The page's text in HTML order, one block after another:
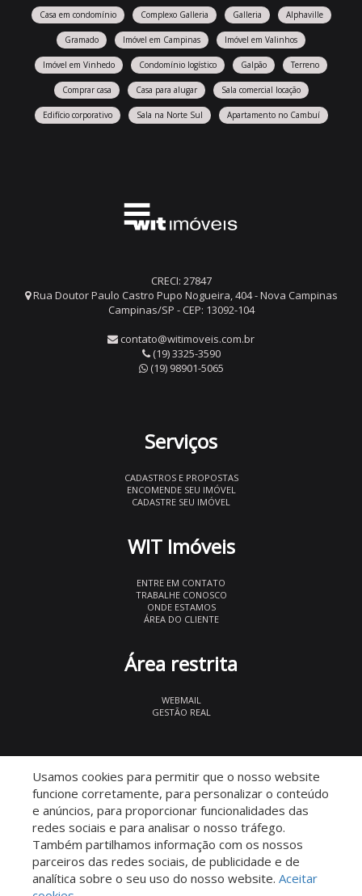
Casa em condomínio Complexo Galleria Galleria Alphaville
Gramado Imóvel em Campinas Imóvel em Valinhos
Imóvel em Vinhedo Condomínio logístico Galpão Terreno
Comprar casa Casa para alugar Sala comercial locação
Edifício corporativo Sala na Norte Sul Apartamento no Cambuí
CRECI: 27847
Rua Doutor Paulo Castro Pupo Nogueira, 404 - Nova Campinas
Campinas/SP - CEP: 13092-104
contato@witimoveis.com.br
(19) 3325-3590
(19) 98901-5065
Serviços
CADASTROS E PROPOSTAS
ENCOMENDE SEU IMÓVEL
CADASTRE SEU IMÓVEL
WIT Imóveis
ENTRE EM CONTATO
TRABALHE CONOSCO
ONDE ESTAMOS
ÁREA DO CLIENTE
Área restrita
WEBMAIL
GESTÃO REAL
Descomplicado por:
Usamos cookies para permitir que o nosso website
funcione corretamente, para personalizar o conteúdo
e anúncios, para proporcionar funcionalidades das
redes sociais e para analisar o nosso tráfego.
Também partilhamos informação com os nossos
parceiros das redes sociais, de publicidade e de
analítica sobre o seu uso do nosso website. Aceitar